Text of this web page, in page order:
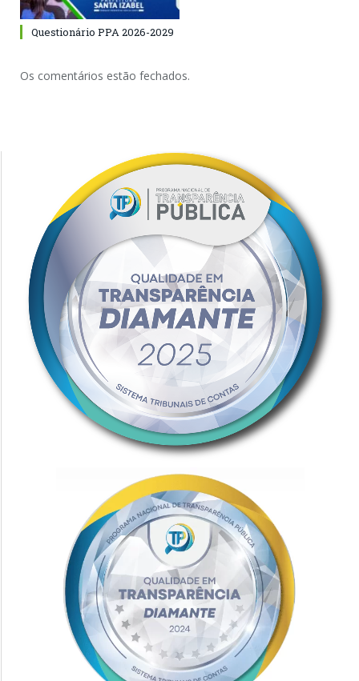
Questionário PPA 2026-2029
Os comentários estão fechados.